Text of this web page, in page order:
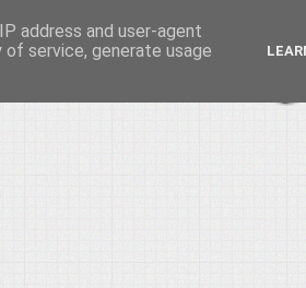
address and user-agent
service, generate usage